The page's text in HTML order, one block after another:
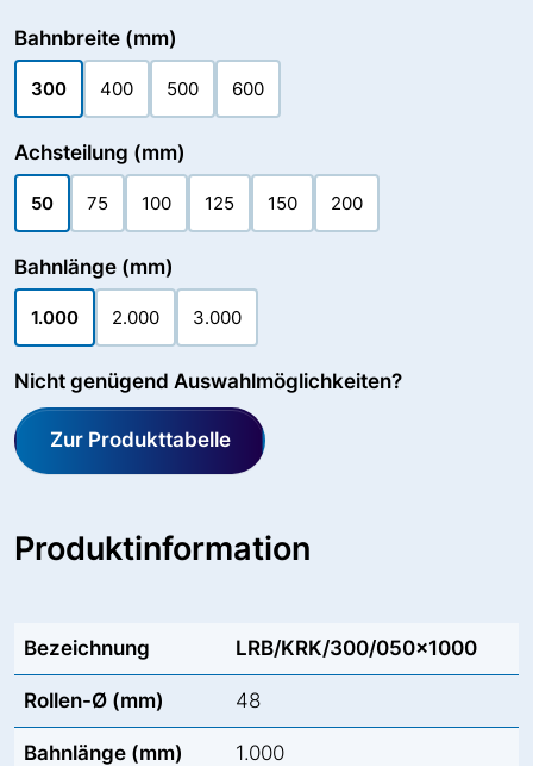
Bahnbreite (mm)
300 400 500 600
Achsteilung (mm)
50 75 100 125 150 200
Bahnlänge (mm)
1.000 2.000 3.000
Nicht genügend Auswahlmöglichkeiten?
Zur Produkttabelle
Produktinformation
Bezeichnung LRB/KRK/300/050x1000
Rollen-Ø (mm) 48
Bahnlänge (mm) 1.000